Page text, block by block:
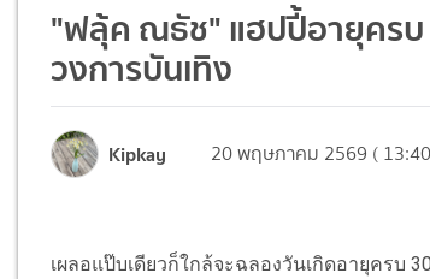
"ฟลุ้ค ณธัช" แฮปปี้อายุครบ
วงการบันเทิง
Kipkay 20 พฤษภาคม 2569 (
เผลอแป๊บเดียวก็ใกล้จะฉลองวันเกิดอายุครบ